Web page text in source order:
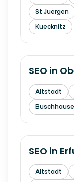
St Juergen
Kuecknitz
SEO in
Altstadt
SEO in
Altstadt